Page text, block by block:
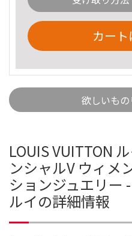
カー
欲しいも
LOUIS VUITTON
ンシャルV ウィメ
ションジュエリー
ルイの詳細情報